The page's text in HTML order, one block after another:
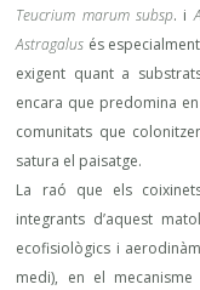
Teucrium marum subsp. i
Astragalus és
exigent quant a
encara que predomina
comunitats que
satura el paisatge.
La raó que els
integrants d’aquest
ecofisiològics i
medi), en el